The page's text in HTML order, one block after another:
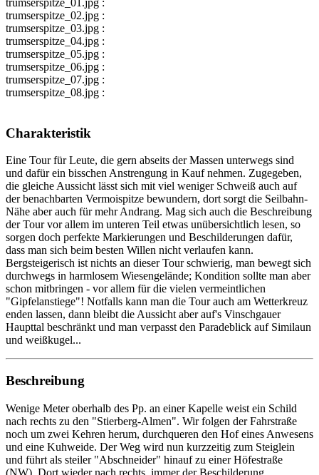
trumserspitze_02.jpg :
trumserspitze_03.jpg :
trumserspitze_04.jpg :
trumserspitze_05.jpg :
trumserspitze_06.jpg :
trumserspitze_07.jpg :
trumserspitze_08.jpg :
Charakteristik
Eine Tour für Leute, die gern abseits der Massen unterwegs sind
und dafür ein bisschen Anstrengung in Kauf nehmen. Zugegeben,
die gleiche Aussicht lässt sich mit viel weniger Schweiß auch auf
der benachbarten Vermoispitze bewundern, dort sorgt die Seilbahn-
Nähe aber auch für mehr Andrang. Mag sich auch die Beschreibung
der Tour vor allem im unteren Teil etwas unübersichtlich lesen, so
sorgen doch perfekte Markierungen und Beschilderungen dafür,
dass man sich beim besten Willen nicht verlaufen kann.
Bergsteigerisch ist nichts an dieser Tour schwierig, man bewegt sich
durchwegs in harmlosem Wiesengelände; Kondition sollte man aber
schon mitbringen - vor allem für die vielen vermeintlichen
"Gipfelanstiege"! Notfalls kann man die Tour auch am Wetterkreuz
enden lassen, dann bleibt die Aussicht aber auf's Vinschgauer
Haupttal beschränkt und man verpasst den Paradeblick auf Similaun
und weißkugel...
Beschreibung
Wenige Meter oberhalb des Pp. an einer Kapelle weist ein Schild
nach rechts zu den "Stierberg-Almen". Wir folgen der Fahrstraße
noch um zwei Kehren herum, durchqueren den Hof eines Anwesens
und eine Kuhweide. Der Weg wird nun kurzzeitig zum Steiglein
und führt als steiler "Abschneider" hinauf zu einer Höfestraße
(NW). Dort wieder nach rechts, immer der Beschilderung